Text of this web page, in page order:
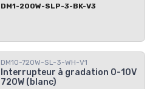
DM1-200W-SLP-3-BK-V3
DM10-720W-SL-3-WH-V1
Interrupteur à gradation 0-10V
720W (blanc)